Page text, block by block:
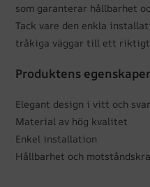
som garanterar hållbarhet
Tack vare den enkla
tråkiga väggar till ett riktigt
Produktens
Elegant design i vitt och
Material av hög kvalitet
Enkel installation
Hållbarhet och